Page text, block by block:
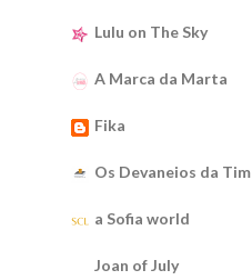
Lulu on The Sky
A Marca da Marta
Fika
Os Devaneios da Tim
a Sofia world
Joan of July